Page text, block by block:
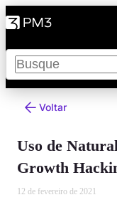
Pesquisar
Voltar
Uso de
Growth
12 de fevereiro de 2021